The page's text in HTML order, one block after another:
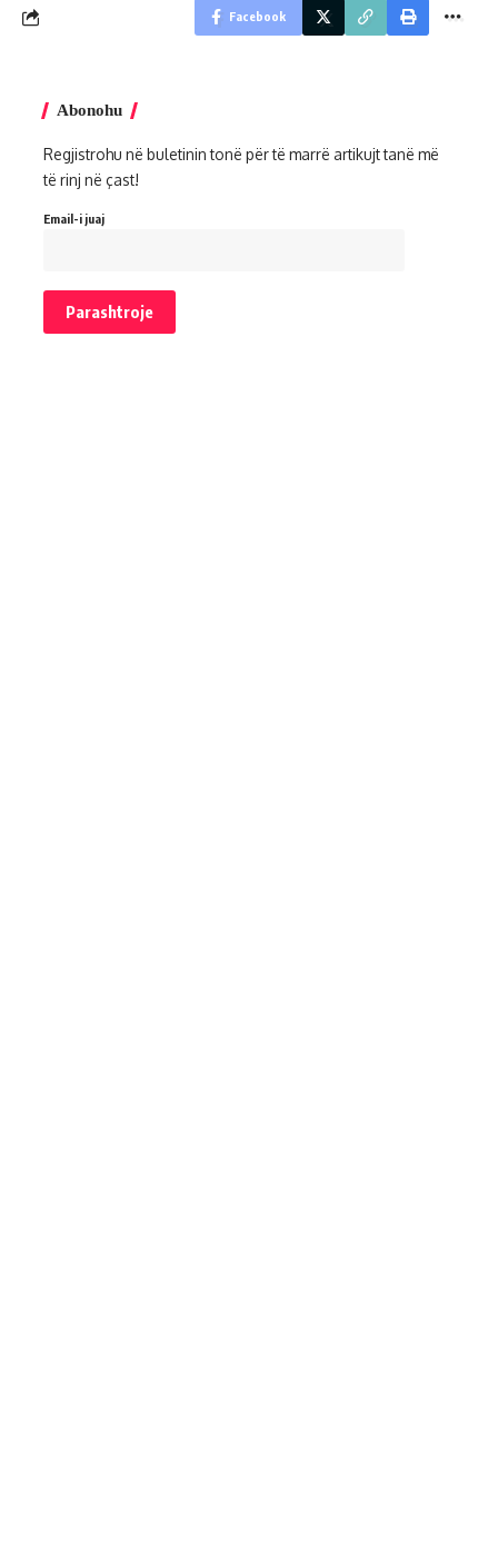
Facebook
Abonohu
Regjistrohu në buletinin tonë për të marrë artikujt tanë më
të rinj në çast!
Email-i juaj